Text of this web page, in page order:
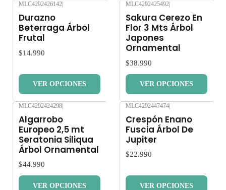
MLC4292426142
Durazno
Beterraga Árbol
Frutal
$14.990
VER OPCIONES
MLC4292425492
Sakura Cerezo En
Flor 3 Mts Árbol
Japones
Ornamental
$38.990
VER OPCIONES
MLC4292424298|
Algarrobo
Europeo 2,5 mt
Seratonia Siliqua
Árbol Ornamental
$44.990
VER OPCIONES
MLC4292447474|
Crespón Enano
Fuscia Árbol De
Jupiter
$22.990
VER OPCIONES